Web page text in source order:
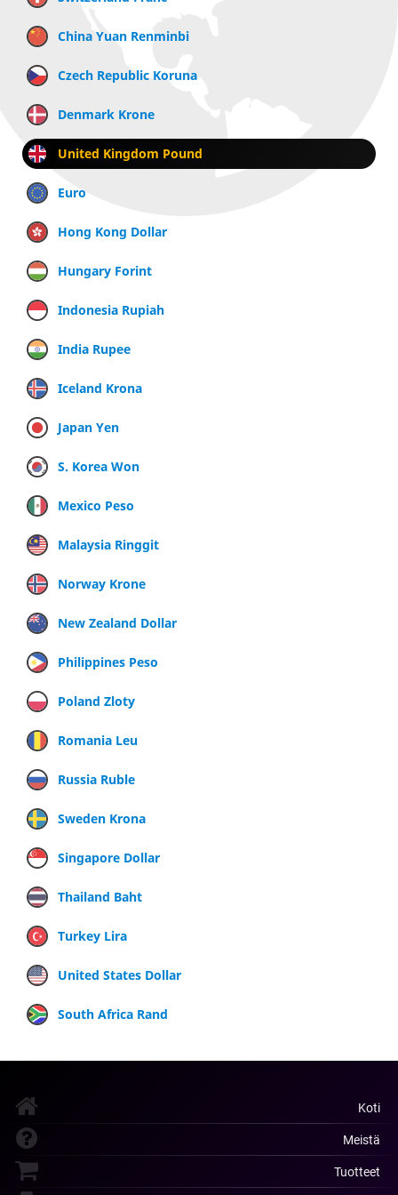
China Yuan Renminbi
Czech Republic Koruna
Denmark Krone
United Kingdom Pound
Euro
Hong Kong Dollar
Hungary Forint
Indonesia Rupiah
India Rupee
Iceland Krona
Japan Yen
S. Korea Won
Mexico Peso
Malaysia Ringgit
Norway Krone
New Zealand Dollar
Philippines Peso
Poland Zloty
Romania Leu
Russia Ruble
Sweden Krona
Singapore Dollar
Thailand Baht
Turkey Lira
United States Dollar
South Africa Rand
Koti
Meistä
Tuotteet